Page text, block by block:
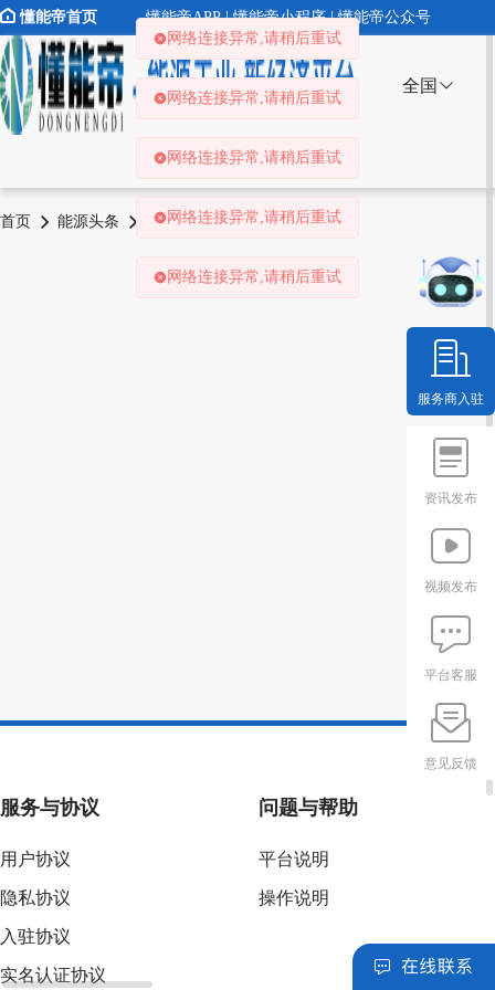
懂能帝首页 懂能帝APP | 懂能帝小程序 | 懂能帝公众号
全国
首页 能源头条 推荐 资讯详情
服务商入驻
资讯发布
视频发布
平台客服
意见反馈
服务与协议
用户协议
隐私协议
入驻协议
实名认证协议
问题与帮助
平台说明
操作说明
网络连接异常,请稍后重试
网络连接异常,请稍后重试
网络连接异常,请稍后重试
网络连接异常,请稍后重试
网络连接异常,请稍后重试